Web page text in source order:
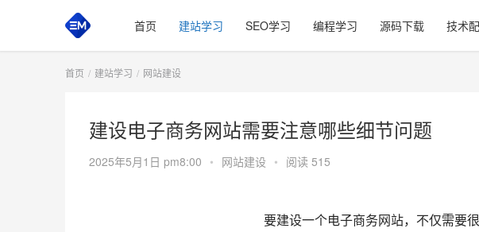
首页 建站学习 SEO学习 编程学习 源码下载 技术
首页 建站学习 网站建设
建设电子商务网站需要注意哪些细节问题
2025年5月1日 pm8:00 • 网站建设 • 阅读 515
要建设一个电子商务网站，不仅需要